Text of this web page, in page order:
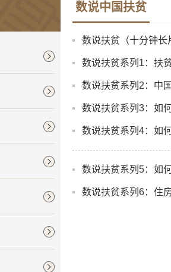
数说中国扶贫
数说扶贫（十分钟长
数说扶贫系列1：扶
数说扶贫系列2：中
数说扶贫系列3：如
数说扶贫系列4：如
数说扶贫系列5：如
数说扶贫系列6：住